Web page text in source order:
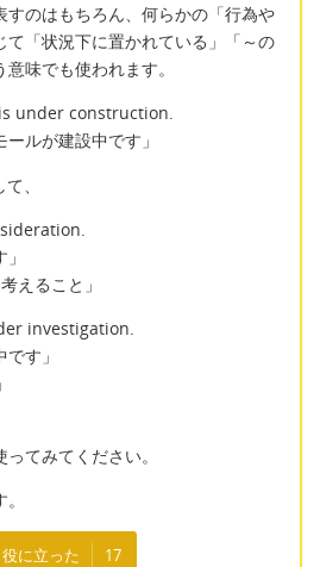
すのはもちろん、何らかの「行為や
て「状況下に置かれている」「～の
味でも使われます。
under construction.
ールが建設中です」
、
えること」
investigation.
す」
てみてください。
役に立った 17